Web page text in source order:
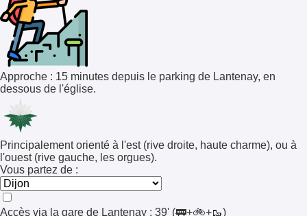
Approche : 15 minutes depuis le parking de Lantenay, en
dessous de l'église.
Principalement orienté à l'est (rive droite, haute charme), ou à
l'ouest (rive gauche, les orgues).
Vous partez de :
Accès via la gare de Lantenay : 39' (🚃+🚲+🥾)